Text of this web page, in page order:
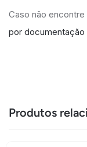
Caso não
por documentação
Produtos